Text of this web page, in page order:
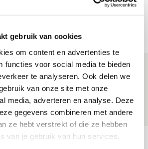
gebruik van cookies
om content en advertenties te
functies voor social media te bieden
te analyseren. Ook delen we
van onze site met onze
media, adverteren en analyse. Deze
gegevens combineren met andere
ze hebt verstrekt of die ze hebben
van je gebruik van hun services.
‘Vierhonderd duels
is heel speciaal’
eenvoudig opzij en